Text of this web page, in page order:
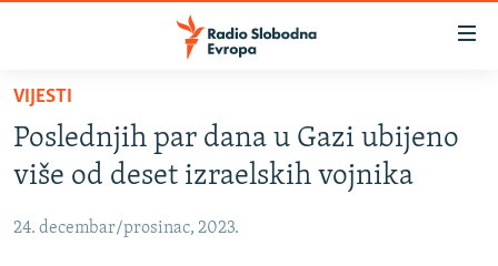
Pređite
glavni
sadržaj
na
VIJESTI
BOSNA I HERCEGOVINA
KOSOVO
VIJESTI
Poslednjih par dana u Gazi ubijeno
više od deset izraelskih vojnika
24. decembar/prosinac, 2023.